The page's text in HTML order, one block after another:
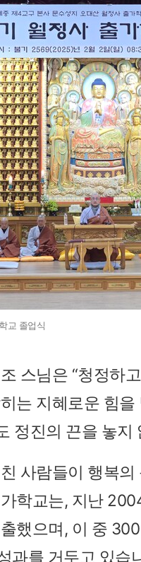
회 출가학교 졸업
스님은 “청정하
는 지혜로운 힘
정진의 끈을 놓
사람들이 행복
학교는, 지난
했으며, 이 중
과를 거두고 있습